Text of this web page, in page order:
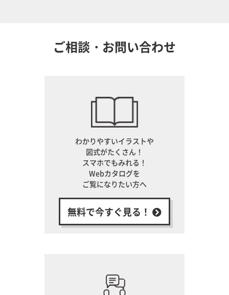
ご相談・お問い合わせ
わかりやすいイラストや
図式がたくさん！
スマホでもみれる！
Webカタログを
ご覧になりたい方へ
無料で今すぐ見る！